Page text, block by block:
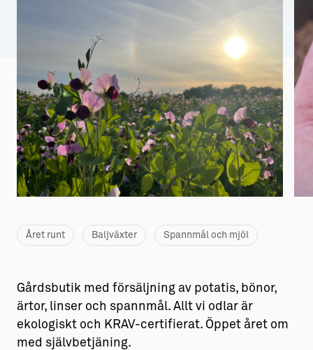
Sustainable Plejs
Möten & kongresser
Hansestaden världsarv
Gotlands kulturarv
Almedalsveckan
Medeltidsveckan
Allt om bostad
→ Hyra bostad
→ Köpa bostad
→ Bygga hus
Allt om livet på Ön
→ Fritidsliv
→ Idrottsliv
Barn & Familj
Året runt Baljväxter Spannmål och mjöl
Gårdsbutik med försäljning av potatis, bönor,
ärtor, linser och spannmål. Allt vi odlar är
ekologiskt och KRAV-certifierat. Öppet året om
med självbetjäning.